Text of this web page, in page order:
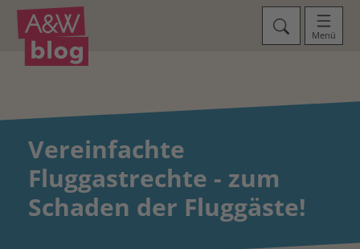
Menü
Vereinfachte
Fluggastrechte - zum
Schaden der Fluggäste!